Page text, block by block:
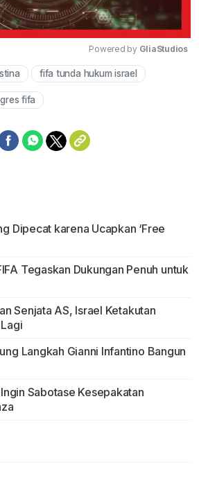
Mute
Powered by GliaStudios
fifa tunda hukum israel
fifa
Dipecat karena Ucapkan ‘Free
Tegaskan Dukungan Penuh untuk
Senjata AS, Israel Ketakutan
Langkah Gianni Infantino Bangun
Sabotase Kesepakatan